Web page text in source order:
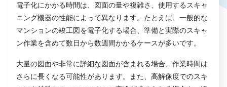
電子化にかかる時間は、図面の量や複雑さ、使用するスキャ
ニング機器の性能によって異なります。たとえば、一般的な
マンションの竣工図を電子化する場合、準備と実際のスキャ
ン作業を含めて数日から数週間かかるケースが多いです。
大量の図面や非常に詳細な図面が含まれる場合、作業時間は
さらに長くなる可能性があります。また、高解像度でのスキ